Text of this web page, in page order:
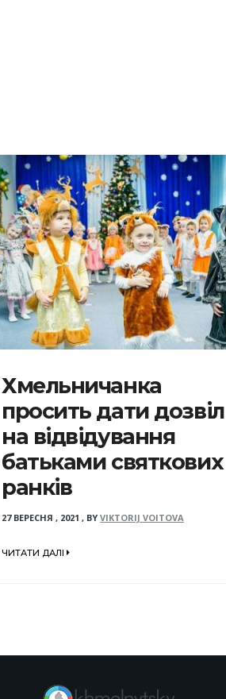
Хмельничанка
просить дати дозвіл
на відвідування
батьками святкових
ранків
27 ВЕРЕСНЯ , 2021 , BY VIKTORIJ VOITOVA
ЧИТАТИ ДАЛІ